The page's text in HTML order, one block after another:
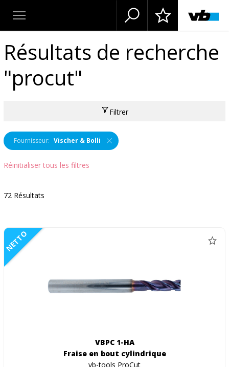
Résultats de recherche
"procut"
Filtrer
Fournisseur: Vischer & Bolli
Réinitialiser tous les filtres
72 Résultats
NETTO
VBPC 1-HA
Fraise en bout cylindrique
vb-tools ProCut